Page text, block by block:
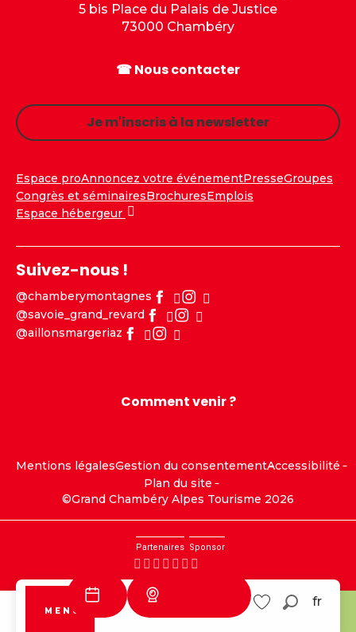
Savoie Grand Aillons
MENU
fr
5 bis Place du Palais de Justice
73000 Chambéry
☎ Nous contacter
Je m'inscris à la newsletter
Espace proAnnoncez votre événementPresseGroupes
Congrès et séminairesBrochuresEmplois
Espace hébergeur
Suivez-nous !
@chamberymontagnes
@savoie_grand_revard
@aillonsmargeriaz
Comment venir ?
Mentions légalesGestion du consentementAccessibilité
Plan du site
©Grand Chambéry Alpes Tourisme 2026
Partenaires Sponsor